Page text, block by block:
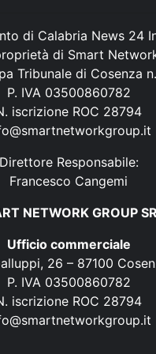
di Calabria News 24
di Smart
Tribunale di Cosenza
P. IVA 03500860782
iscrizione ROC 28794
Direttore Responsabile:
Francesco Cangemi
NETWORK GROUP
Ufficio commerciale
26 – 87100
P. IVA 03500860782
iscrizione ROC 28794